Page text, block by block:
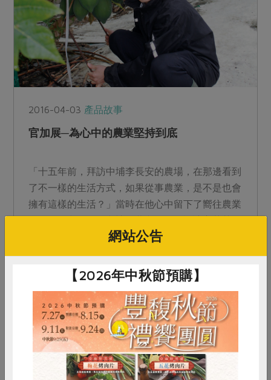
2016-04-03 產品故事
官加展─為心中的農業堅持到底
「十五年前，拜訪中埔李長安的農場，在那邊看到
了不一樣的生活方式，如果從事農業，是不是也會
擁有這樣的生活？」當時在他心中留下了嚮往農業
「你已經五十歲了，...網站公告
【2026年中秋節預購】